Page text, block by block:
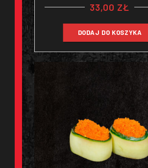
33,00 ZŁ
DODAJ DO KOSZYKA